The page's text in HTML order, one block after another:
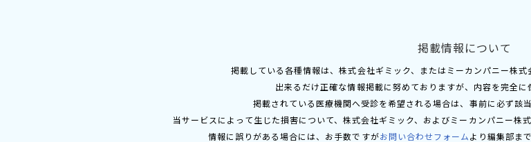
掲載情報について
掲載している各種情報は、株式会社ギミック、またはミーカンパニー株式
出来るだけ正確な情報掲載に努めておりますが、内容を完全に
掲載されている医療機関へ受診を希望される場合は、事前に必ず該
当サービスによって生じた損害について、株式会社ギミック、およびミーカンパニー株
情報に誤りがある場合には、お手数ですがお問い合わせフォームより編集部ま